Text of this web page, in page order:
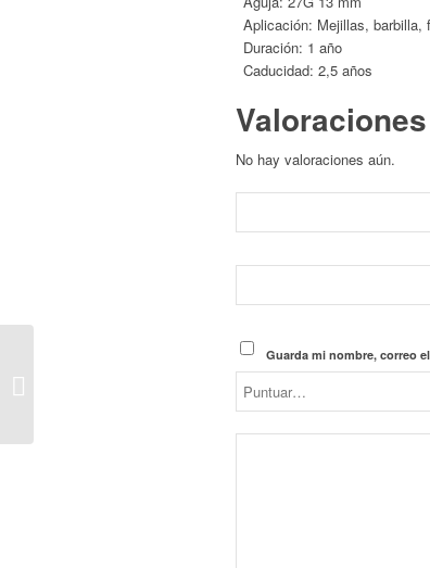
Aplicación: Mejillas, barbilla,
Duración: 1 año
Caducidad: 2,5 años
Valoraciones
No hay valoraciones aún.
Guarda mi nombre, correo